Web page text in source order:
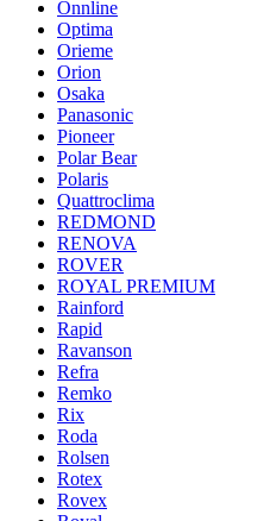
Onnline
Optima
Orieme
Orion
Osaka
Panasonic
Pioneer
Polar Bear
Polaris
Quattroclima
REDMOND
RENOVA
ROVER
ROYAL PREMIUM
Rainford
Rapid
Ravanson
Refra
Remko
Rix
Roda
Rolsen
Rotex
Rovex